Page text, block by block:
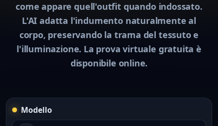
come appare quell'outfit quando indossato.
L'AI adatta l'indumento naturalmente al
corpo, preservando la trama del tessuto e
l'illuminazione. La prova virtuale gratuita è
disponibile online.
Modello